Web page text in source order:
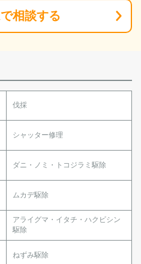
で相談する
伐採
シャッター修理
ダニ・ノミ・トコジラミ駆除
ムカデ駆除
アライグマ・イタチ・ハクビシン
駆除
ねずみ駆除